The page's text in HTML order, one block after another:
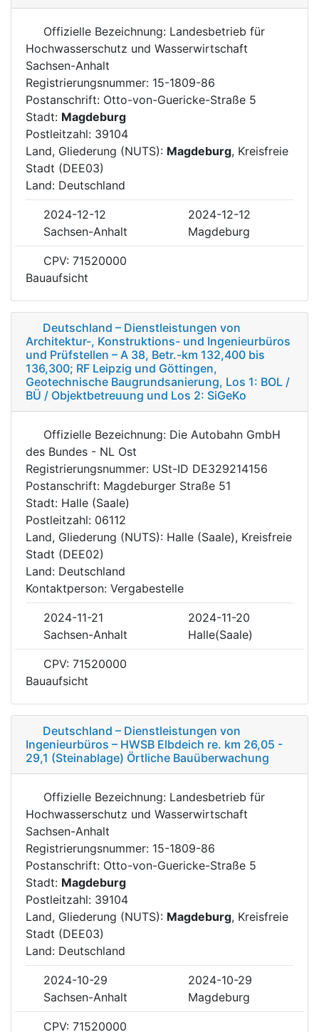
Offizielle Bezeichnung: Landesbetrieb für
Hochwasserschutz und Wasserwirtschaft
Sachsen-Anhalt
Registrierungsnummer: 15-1809-86
Postanschrift: Otto-von-Guericke-Straße 5
Stadt: Magdeburg
Postleitzahl: 39104
Land, Gliederung (NUTS): Magdeburg, Kreisfreie
Stadt (DEE03)
Land: Deutschland
2024-12-12
2024-12-12
Sachsen-Anhalt
Magdeburg
CPV: 71520000
Bauaufsicht
Deutschland – Dienstleistungen von
Architektur-, Konstruktions- und Ingenieurbüros
und Prüfstellen – A 38, Betr.-km 132,400 bis
136,300; RF Leipzig und Göttingen,
Geotechnische Baugrundsanierung, Los 1: BOL /
BÜ / Objektbetreuung und Los 2: SiGeKo
Offizielle Bezeichnung: Die Autobahn GmbH
des Bundes - NL Ost
Registrierungsnummer: USt-ID DE329214156
Postanschrift: Magdeburger Straße 51
Stadt: Halle (Saale)
Postleitzahl: 06112
Land, Gliederung (NUTS): Halle (Saale), Kreisfreie
Stadt (DEE02)
Land: Deutschland
Kontaktperson: Vergabestelle
2024-11-21
2024-11-20
Sachsen-Anhalt
Halle(Saale)
CPV: 71520000
Bauaufsicht
Deutschland – Dienstleistungen von
Ingenieurbüros – HWSB Elbdeich re. km 26,05 -
29,1 (Steinablage) Örtliche Bauüberwachung
Offizielle Bezeichnung: Landesbetrieb für
Hochwasserschutz und Wasserwirtschaft
Sachsen-Anhalt
Registrierungsnummer: 15-1809-86
Postanschrift: Otto-von-Guericke-Straße 5
Stadt: Magdeburg
Postleitzahl: 39104
Land, Gliederung (NUTS): Magdeburg, Kreisfreie
Stadt (DEE03)
Land: Deutschland
2024-10-29
2024-10-29
Sachsen-Anhalt
Magdeburg
CPV: 71520000